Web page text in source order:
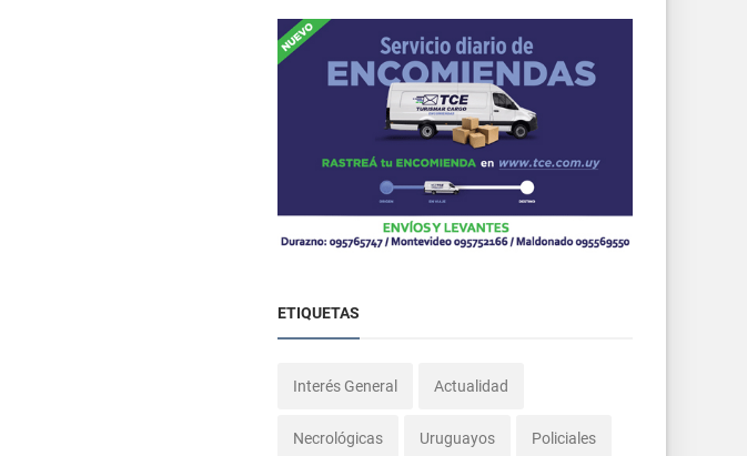
ETIQUETAS
Interés General Actualidad
Necrológicas Uruguayos Policiales